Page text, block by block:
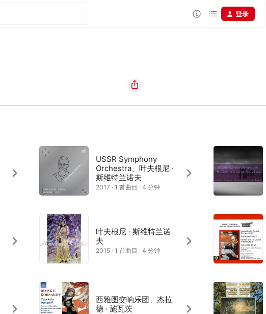
登录
USSR Symphony
Orchestra、叶夫根尼 ·
斯维特兰诺夫
2017 · 1 首曲目 · 4 分钟
叶夫根尼 · 斯维特兰诺
夫
2015 · 1 首曲目 · 4 分钟
西雅图交响乐团、杰拉
德 · 施瓦茨